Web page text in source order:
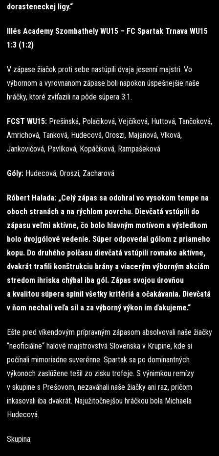
dorasteneckej ligy.“
Illés Academy Szombathely WU15 – FC Spartak Trnava WU15
1:3 (1:2)
V zápase žiačok proti sebe nastúpili dvaja jesenní majstri. Vo
výbornom a vyrovnanom zápase boli napokon úspešnejšie naše
hráčky, ktoré zvíťazili na pôde súpera 3:1.
FCST WU15: Prešinská, Polačiková, Vejčíková, Huttová, Tančoková,
Amrichová, Tanková, Hudecová, Oroszi, Majanová, Vlková,
Jankovičová, Pavlíková, Kopáčiková, Rampašeková
Góly: Hudecová, Oroszi, Zacharová
Róbert Halada: „Celý zápas sa odohral vo vysokom tempe na
oboch stranách a na rýchlom povrchu. Dievčatá vstúpili do
zápasu veľmi aktívne, čo bolo hlavným motívom a výsledkom
bolo dvojgólové vedenie. Súper odpovedal gólom z priameho
kopu. Do druhého polčasu dievčatá vstúpili rovnako aktívne,
dvakrát trafili konštrukciu brány a viacerým výborným akciám
stredom ihriska chýbal iba gól. Zápas svojou úrovňou
a kvalitou súpera splnil všetky kritériá a očakávania. Dievčatá
v ňom nechali veľa síl a za výborný výkon im ďakujeme.“
Ešte pred víkendovým prípravným zápasom absolvovali naše žiačky
“neoficiálne“ halové majstrovstvá Slovenska v Krupine, kde si
počínali mimoriadne suverénne. Spartak sa po dominantných
výkonoch zaslúžene tešil zo zisku trofeje. S výnimkou remízy
v skupine s Prešovom, nezaváhali naše žiačky ani raz, pričom
inkasovali iba dvakrát. Najužitočnejšou hráčkou bola Michaela
Hudecová.
Skupina: